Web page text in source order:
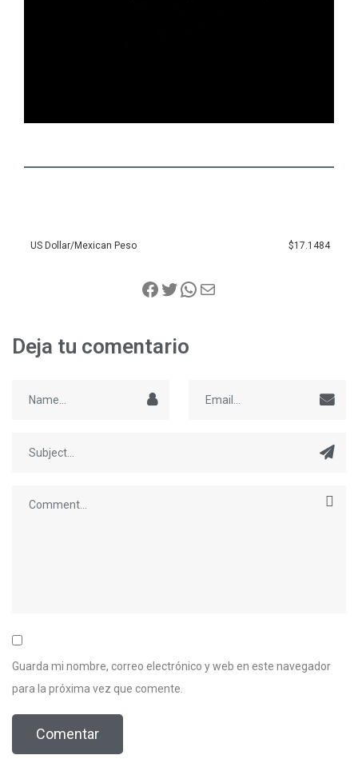
US Dollar/Mexican Peso $17.1484
Deja tu comentario
Guarda mi nombre, correo electrónico y web en este navegador
para la próxima vez que comente.